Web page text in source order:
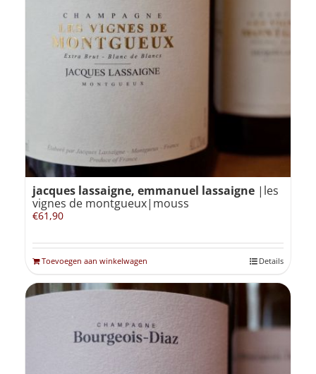
jacques lassaigne, emmanuel lassaigne |les
vignes de montgueux|mouss
€61,90
Toevoegen aan winkelwagen Details